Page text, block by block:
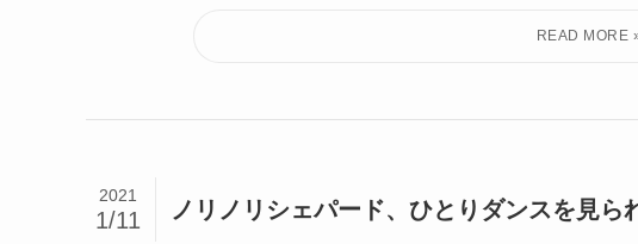
ノリノリシェパード、ひとりダンスを見ら
2021
1/11